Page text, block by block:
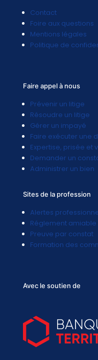
Contact
Foire aux questions
Mentions légales
Politique de
Faire appel à nous
Prévenir un litige
Résoudre un litige
Gérer un impayé
Faire exécuter une
Expertise, prisée et
Demander un
Administrer un bien
Sites de la profession
Alertes
Réglement amiable
Preuve par constat
Formation des
Avec le soutien de